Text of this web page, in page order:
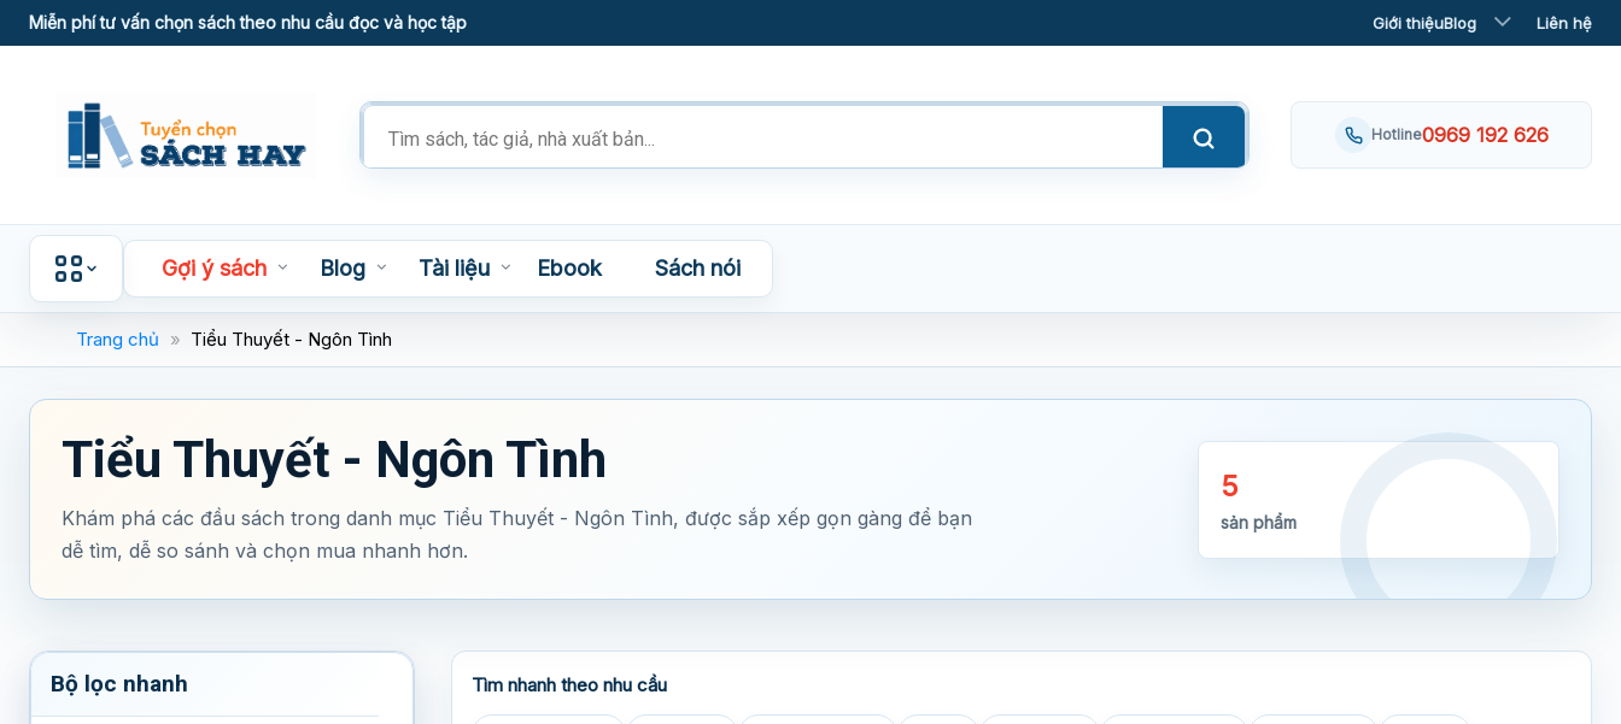
Skip
to
Miễn phí tư vấn chọn sách theo nhu cầu đọc và học tập Giới thiệuBlog Liên hệ
Tìm
kiếm
phẩm
Hotline0969 192 626
Gợi ý sách Blog Tài liệu Ebook Sách nói
Trang chủ » Tiểu Thuyết - Ngôn Tình
Tiểu Thuyết - Ngôn Tình
Khám phá các đầu sách trong danh mục Tiểu Thuyết - Ngôn Tình, được sắp xếp gọn gàng để bạn
dễ tìm, dễ so sánh và chọn mua nhanh hơn.
5
sản phẩm
Bộ lọc nhanh Tìm nhanh theo nhu cầu